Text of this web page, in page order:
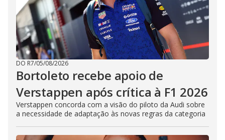
DO R7/05/08/2026
Bortoleto recebe apoio de
Verstappen após crítica à F1 2026
Verstappen concorda com a visão do piloto da Audi sobre
a necessidade de adaptação às novas regras da categoria